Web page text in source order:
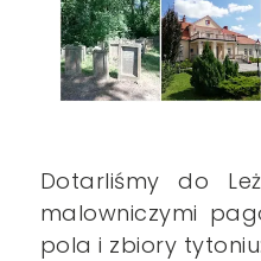
Dotarliśmy do
malowniczymi
pola i zbiory tytoniu: